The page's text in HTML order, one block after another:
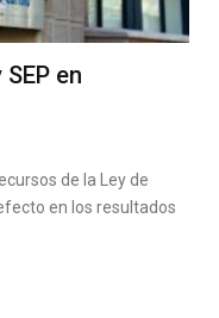
en
de la Ley de
en los resultados